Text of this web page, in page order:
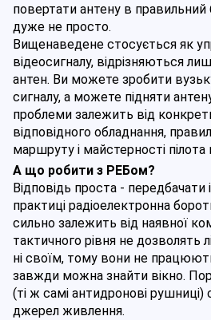
повертати антену в правильний
дуже не просто.
Вищенаведене стосується як
відеосигналу, відрізняються
антен. Ви можете зробити
сигналу, а можете підняти
проблеми залежить від
відповідного обладнання,
маршруту і майстерності пілота
А що робити з РЕБом?
Відповідь проста - передбачати
практиці радіоелектронна
сильно залежить від наявної
тактичного рівня не дозволять
ні своїм, тому вони не
завжди можна знайти вікно.
(ті ж самі антидронові рушниці)
джерел живлення.